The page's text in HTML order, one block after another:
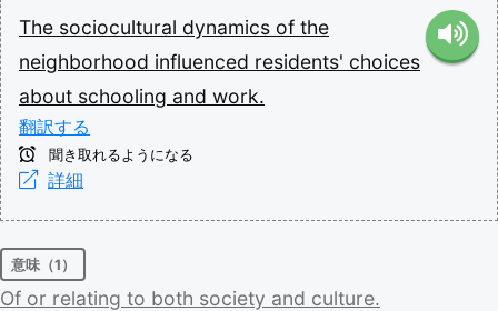
The sociocultural dynamics of the
neighborhood influenced residents' choices
about schooling and work.
翻訳する
聞き取れるようになる
詳細
意味（1）
Of or relating to both society and culture.